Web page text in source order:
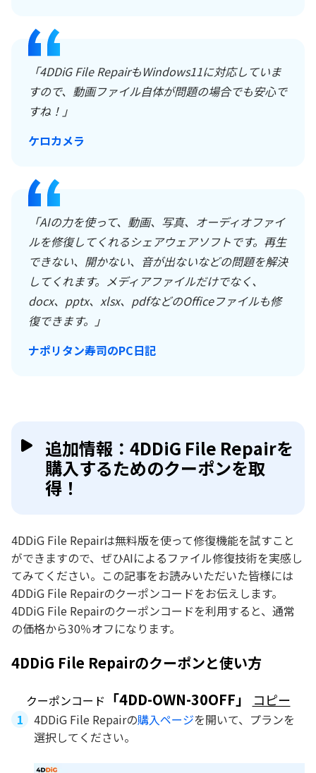
「4DDiG File RepairもWindows11に対応していま
すので、動画ファイル自体が問題の場合でも安心で
すね！」
ケロカメラ
「AIの力を使って、動画、写真、オーディオファイ
ルを修復してくれるシェアウェアソフトです。再生
できない、開かない、音が出ないなどの問題を解決
してくれます。メディアファイルだけでなく、
docx、pptx、xlsx、pdfなどのOfficeファイルも修
復できます。」
ナポリタン寿司のPC日記
追加情報：4DDiG File Repairを
購入するためのクーポンを取
得！
4DDiG File Repairは無料版を使って修復機能を試すこと
ができますので、ぜひAIによるファイル修復技術を実感し
てみてください。この記事をお読みいただいた皆様には
4DDiG File Repairのクーポンコードをお伝えします。
4DDiG File Repairのクーポンコードを利用すると、通常
の価格から30％オフになります。
4DDiG File Repairのクーポンと使い方
クーポンコード 「4DD-OWN-30OFF」 コピー
4DDiG File Repairの購入ページを開いて、プランを
選択してください。